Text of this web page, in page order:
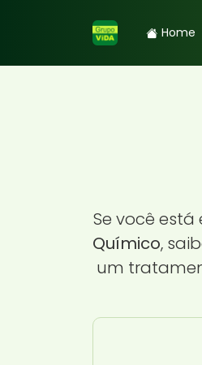
Home
Se você
Químico,
um